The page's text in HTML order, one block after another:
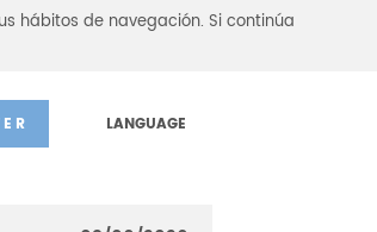
hábitos de navegación. Si continúa
LANGUAGE